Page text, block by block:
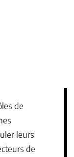
de
leurs
de